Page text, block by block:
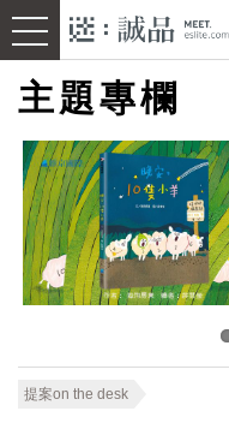
主題專欄
提案on the desk